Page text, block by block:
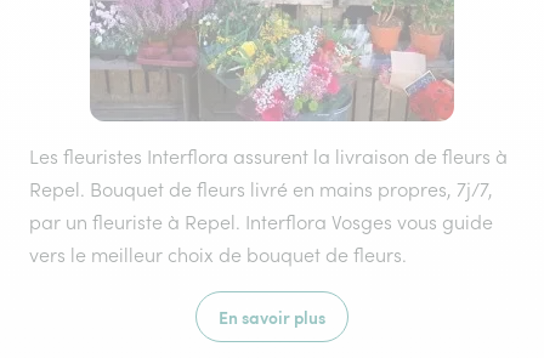
Les fleuristes Interflora assurent la livraison de fleurs à
Repel. Bouquet de fleurs livré en mains propres, 7j/7,
par un fleuriste à Repel. Interflora Vosges vous guide
vers le meilleur choix de bouquet de fleurs.
En savoir plus